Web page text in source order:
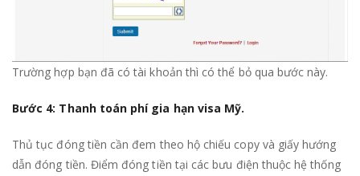
Trường hợp bạn đã có tài khoản thì có thể bỏ qua bước này.
Bước 4: Thanh toán phí gia hạn visa Mỹ.
Thủ tục đóng tiền cần đem theo hộ chiếu copy và giấy hướng
dẫn đóng tiền. Điểm đóng tiền tại các bưu điện thuộc hệ thống